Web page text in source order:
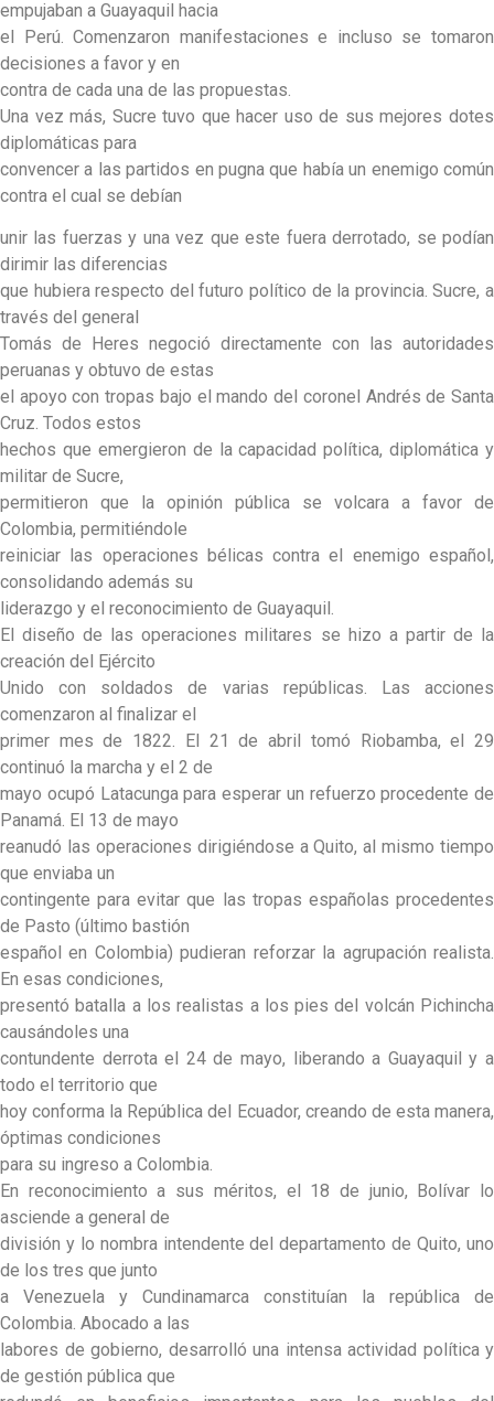
empujaban a Guayaquil hacia
el Perú. Comenzaron manifestaciones e incluso se tomaron
decisiones a favor y en
contra de cada una de las propuestas.
Una vez más, Sucre tuvo que hacer uso de sus mejores dotes
diplomáticas para
convencer a las partidos en pugna que había un enemigo común
contra el cual se debían
unir las fuerzas y una vez que este fuera derrotado, se podían
dirimir las diferencias
que hubiera respecto del futuro político de la provincia. Sucre, a
través del general
Tomás de Heres negoció directamente con las autoridades
peruanas y obtuvo de estas
el apoyo con tropas bajo el mando del coronel Andrés de Santa
Cruz. Todos estos
hechos que emergieron de la capacidad política, diplomática y
militar de Sucre,
permitieron que la opinión pública se volcara a favor de
Colombia, permitiéndole
reiniciar las operaciones bélicas contra el enemigo español,
consolidando además su
liderazgo y el reconocimiento de Guayaquil.
El diseño de las operaciones militares se hizo a partir de la
creación del Ejército
Unido con soldados de varias repúblicas. Las acciones
comenzaron al finalizar el
primer mes de 1822. El 21 de abril tomó Riobamba, el 29
continuó la marcha y el 2 de
mayo ocupó Latacunga para esperar un refuerzo procedente de
Panamá. El 13 de mayo
reanudó las operaciones dirigiéndose a Quito, al mismo tiempo
que enviaba un
contingente para evitar que las tropas españolas procedentes
de Pasto (último bastión
español en Colombia) pudieran reforzar la agrupación realista.
En esas condiciones,
presentó batalla a los realistas a los pies del volcán Pichincha
causándoles una
contundente derrota el 24 de mayo, liberando a Guayaquil y a
todo el territorio que
hoy conforma la República del Ecuador, creando de esta manera,
óptimas condiciones
para su ingreso a Colombia.
En reconocimiento a sus méritos, el 18 de junio, Bolívar lo
asciende a general de
división y lo nombra intendente del departamento de Quito, uno
de los tres que junto
a Venezuela y Cundinamarca constituían la república de
Colombia. Abocado a las
labores de gobierno, desarrolló una intensa actividad política y
de gestión pública que